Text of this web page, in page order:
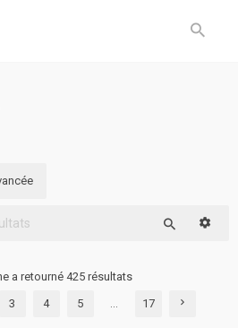
a retourné 425 résultats
3 4 5 17